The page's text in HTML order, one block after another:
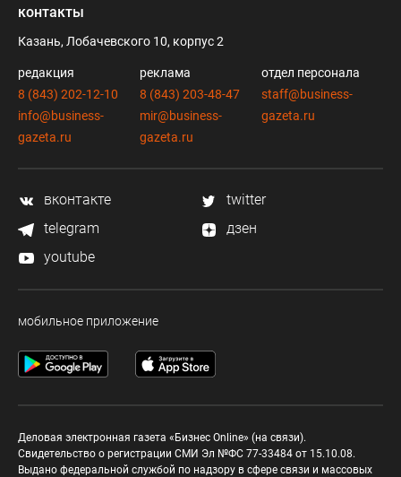
контакты
Казань, Лобачевского 10, корпус 2
редакция
8 (843) 202-12-10
info@business-
gazeta.ru
реклама
8 (843) 203-48-47
mir@business-
gazeta.ru
отдел персонала
staff@business-
gazeta.ru
вконтакте
twitter
telegram
дзен
youtube
мобильное приложение
Деловая электронная газета «Бизнес Online» (на связи).
Свидетельство о регистрации СМИ Эл №ФС 77-33484 от 15.10.08.
Выдано федеральной службой по надзору в сфере связи и массовых